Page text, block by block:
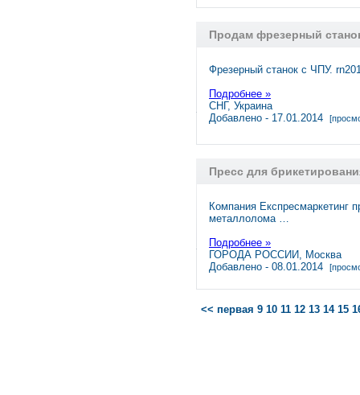
Продам фрезерный
Фрезерный станок с ЧПУ.
Подробнее »
СНГ, Украина
Добавлено - 17.01.2014
Пресс для
Компания Експресмаркетинг
металлолома …
Подробнее »
ГОРОДА РОССИИ, Москва
Добавлено - 08.01.2014
<< первая 9 10 11 12 13 14 15